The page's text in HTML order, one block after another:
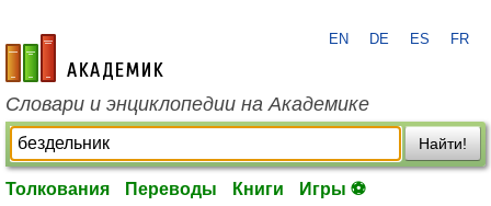
academic.ru
EN DE ES FR
Словари и энциклопедии на Академике
Найти!
Толкования Переводы Книги Игры ⚽